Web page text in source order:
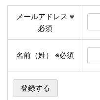
メールアドレス ※
必須
名前（姓） ※必須